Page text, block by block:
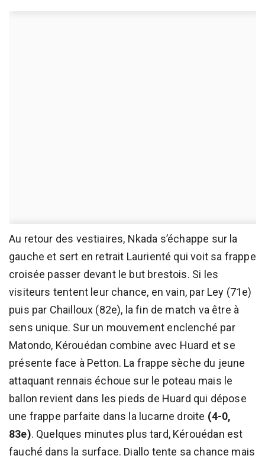
Au retour des vestiaires, Nkada s’échappe sur la
gauche et sert en retrait Laurienté qui voit sa frappe
croisée passer devant le but brestois. Si les
visiteurs tentent leur chance, en vain, par Ley (71e)
puis par Chailloux (82e), la fin de match va être à
sens unique. Sur un mouvement enclenché par
Matondo, Kérouédan combine avec Huard et se
présente face à Petton. La frappe sèche du jeune
attaquant rennais échoue sur le poteau mais le
ballon revient dans les pieds de Huard qui dépose
une frappe parfaite dans la lucarne droite (4-0,
83e). Quelques minutes plus tard, Kérouédan est
fauché dans la surface. Diallo tente sa chance mais